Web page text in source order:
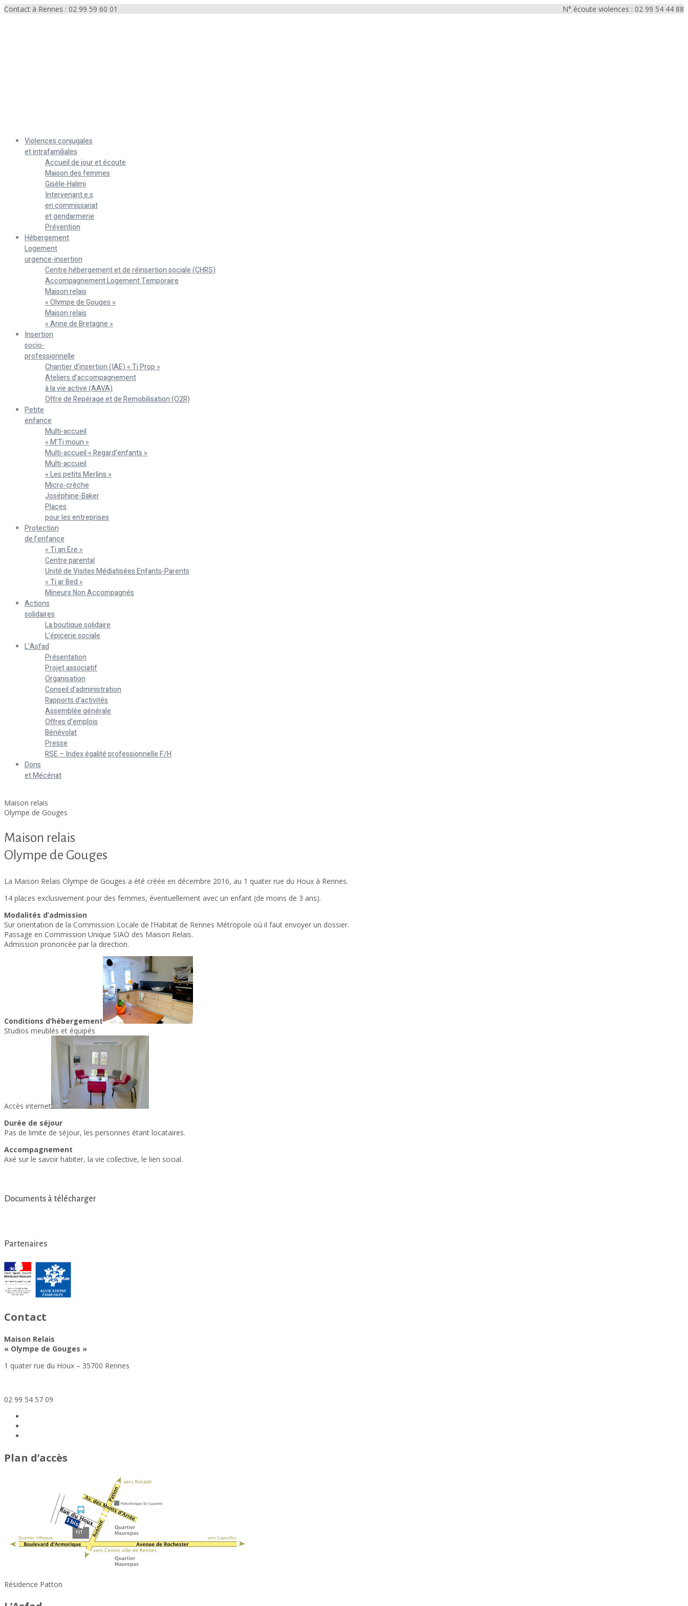
Contact à Rennes : 02 99 59 60 01 N° écoute violences : 02 99 54 44 88
Violences conjugales
et intrafamiliales
Accueil de jour et écoute
Maison des femmes
Gisèle-Halimi
Intervenant.e.s
en commissariat
et gendarmerie
Prévention
Hébergement
Logement
urgence-insertion
Centre hébergement et de réinsertion sociale (CHRS)
Accompagnement Logement Temporaire
Maison relais
« Olympe de Gouges »
Maison relais
« Anne de Bretagne »
Insertion
socio-
professionnelle
Chantier d’insertion (IAE) « Ti Prop »
Ateliers d’accompagnement
à la vie active (AAVA)
Offre de Repérage et de Remobilisation (O2R)
Petite
enfance
Multi-accueil
« M’Ti moun »
Multi-accueil « Regard’enfants »
Multi-accueil
« Les petits Merlins »
Micro-crèche
Joséphine-Baker
Places
pour les entreprises
Protection
de l’enfance
« Ti an Ere »
Centre parental
Unité de Visites Médiatisées Enfants-Parents
« Ti ar Bed »
Mineurs Non Accompagnés
Actions
solidaires
La boutique solidaire
L’épicerie sociale
L’Asfad
Présentation
Projet associatif
Organisation
Conseil d’administration
Rapports d’activités
Assemblée générale
Offres d’emplois
Bénévolat
Presse
RSE – Index égalité professionnelle F/H
Dons
et Mécénat
Maison relais
Olympe de Gouges
Maison relais
Olympe de Gouges
La Maison Relais Olympe de Gouges a été créée en décembre 2016, au 1 quater rue du Houx à Rennes.
14 places exclusivement pour des femmes, éventuellement avec un enfant (de moins de 3 ans).
Modalités d’admission
Sur orientation de la Commission Locale de l’Habitat de Rennes Métropole où il faut envoyer un dossier.
Passage en Commission Unique SIAO des Maison Relais.
Admission prononcée par la direction.
Conditions d’hébergement
Studios meublés et équipés
Accès internet
Durée de séjour
Pas de limite de séjour, les personnes étant locataires.
Accompagnement
Axé sur le savoir habiter, la vie collective, le lien social.
Documents à télécharger
Partenaires
Contact
Maison Relais
« Olympe de Gouges »
1 quater rue du Houx – 35700 Rennes
02 99 54 57 09
Plan d’accès
Résidence Patton